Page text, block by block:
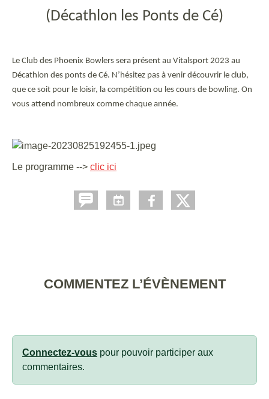
(Décathlon les Ponts de Cé)
Le Club des Phoenix Bowlers sera présent au Vitalsport 2023 au
Décathlon des ponts de Cé. N’hésitez pas à venir découvrir le club,
que ce soit pour le loisir, la compétition ou les cours de bowling. On
vous attend nombreux comme chaque année.
Le programme --> clic ici
COMMENTEZ L’ÉVÈNEMENT
Connectez-vous pour pouvoir participer aux
commentaires.